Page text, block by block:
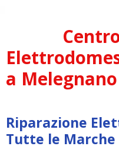
a Melegnano
Riparazione
Tutte le Marche